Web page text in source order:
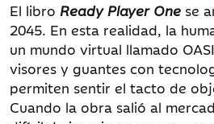
El libro Ready Player One se
2045. En esta realidad, la
un mundo virtual llamado
visores y guantes con
permiten sentir el tacto de
Cuando la obra salió al